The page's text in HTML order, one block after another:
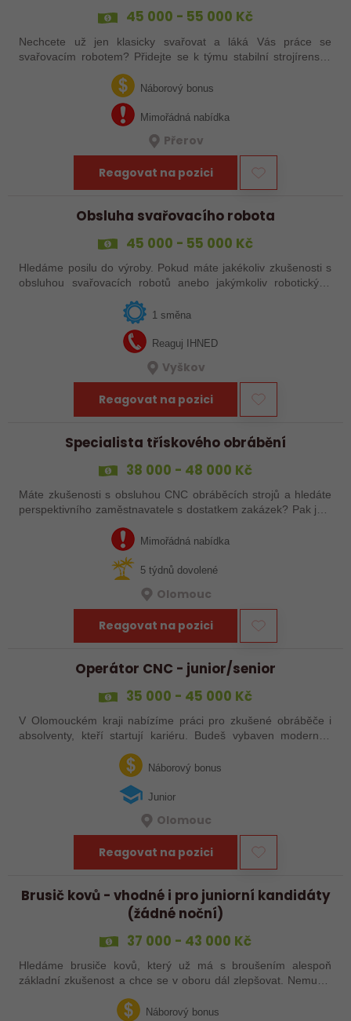
45 000 - 55 000 Kč
Nechcete už jen klasicky svařovat a láká Vás práce se
svařovacím robotem? Přidejte se k týmu stabilní strojírenské
společnosti v Hranicích a využijte své zkušenosti se
svařováním v moderní výrobě.…
Náborový bonus
Mimořádná nabídka
Přerov
Reagovat na pozici
Obsluha svařovacího robota
45 000 - 55 000 Kč
Hledáme posilu do výroby. Pokud máte jakékoliv zkušenosti s
obsluhou svařovacích robotů anebo jakýmkoliv robotickým,
strojním anebo i ručním svařováním, tak se nám neváhejte
1 směna
Reaguj IHNED
Vyškov
Reagovat na pozici
Specialista třískového obrábění
38 000 - 48 000 Kč
Máte zkušenosti s obsluhou CNC obráběcích strojů a hledáte
perspektivního zaměstnavatele s dostatkem zakázek? Pak jste
Mimořádná nabídka
5 týdnů dovolené
Olomouc
Reagovat na pozici
Operátor CNC - junior/senior
35 000 - 45 000 Kč
V Olomouckém kraji nabízíme práci pro zkušené obráběče i
absolventy, kteří startují kariéru. Budeš vybaven moderním
pracovním místem a spoustou benefitů. Pokud se chceš
dozvědět více, neváhej…
Náborový bonus
Junior
Olomouc
Reagovat na pozici
Brusič kovů - vhodné i pro juniorní kandidáty
(žádné noční)
37 000 - 43 000 Kč
Hledáme brusiče kovů, který už má s broušením alespoň
základní zkušenost a chce se v oboru dál zlepšovat. Nemusíš
abys už někdy pracoval…Náborový bonus